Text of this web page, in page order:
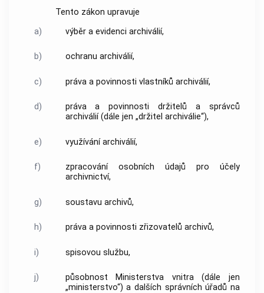
Tento zákon upravuje
a)
výběr a evidenci archiválií,
b) ochranu archiválií,
c) práva a povinnosti vlastníků archiválií,
d)
práva a povinnosti držitelů a správců
archiválií(dále jen „držitel archiválie“),
e) využíváníarchiválií,
f) zpracování osobních údajů pro účely
archivnictví,
g) soustavu archivů,
h) práva a povinnosti zřizovatelů archivů,
i) spisovou službu,
j)
působnost Ministerstva vnitra (dále jen
„ministerstvo“) a dalších správních úřadů na